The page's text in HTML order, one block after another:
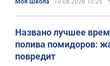
Моя Школа 10.08.2026 10:25
Названо лучшее
полива помидоров:
повредит